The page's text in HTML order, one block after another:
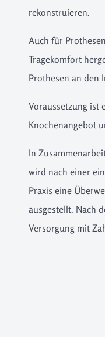
rekonstruieren.
Auch für
Tragekomfort
Prothesen an den
Voraussetzung ist
Knochenangebot
In
wird nach einer
Praxis eine
ausgestellt. Nach
Versorgung mit